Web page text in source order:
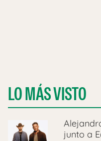
LO MÁS VISTO
junto a